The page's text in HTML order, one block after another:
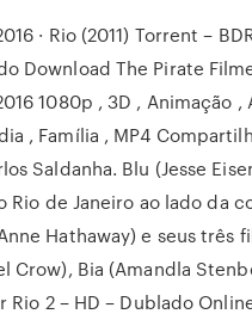
· Rio (2011) Torrent –
Download The Pirate
1080p , 3D , Animação ,
, Família , MP4
Saldanha. Blu (Jesse
Rio de Janeiro ao lado da
Hathaway) e seus três
Crow), Bia (Amandla
Rio 2 – HD – Dublado